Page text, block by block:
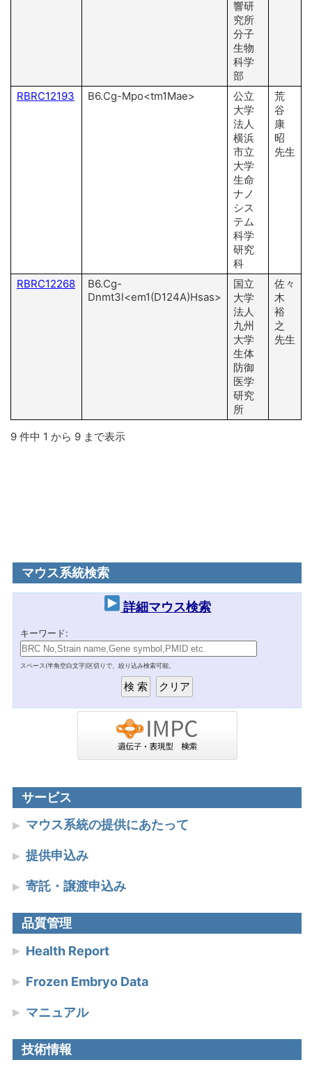
響研
究所
分子
生物
科学
部
RBRC12193
B6.Cg-Mpo<tm1Mae>
公立
大学
法人
横浜
市立
大学
生命
ナノ
シス
テム
科学
研究
科
荒
谷
康
昭
先生
RBRC12268
B6.Cg-
Dnmt3l<em1(D124A)Hsas>
国立
大学
法人
九州
大学
生体
防御
医学
研究
所
佐々
木
裕
之
先生
9 件中 1 から 9 まで表示
マウス系統検索
詳細マウス検索
キーワード:
スペース(半角空白文字)区切りで、絞り込み検索可能。
サービス
マウス系統の提供にあたって
提供申込み
寄託・譲渡申込み
品質管理
Health Report
Frozen Embryo Data
マニュアル
技術情報